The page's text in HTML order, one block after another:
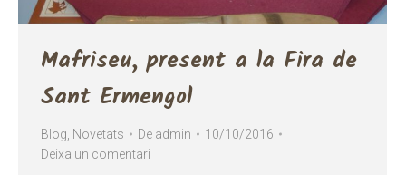
Mafriseu, present a la Fira de
Sant Ermengol
Blog, Novetats De admin
10/10/2016
Deixa un comentari